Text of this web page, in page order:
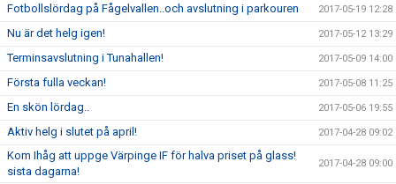
Fotbollslördag på Fågelvallen..och avslutning i parkouren 2017-05-19 12:28
Nu är det helg igen! 2017-05-12 13:29
Terminsavslutning i Tunahallen! 2017-05-09 14:00
Första fulla veckan! 2017-05-08 11:25
En skön lördag.. 2017-05-06 19:55
Aktiv helg i slutet på april! 2017-04-28 09:02
Kom Ihåg att uppge Värpinge IF för halva priset på glass!
sista dagarna!
2017-04-28 09:00